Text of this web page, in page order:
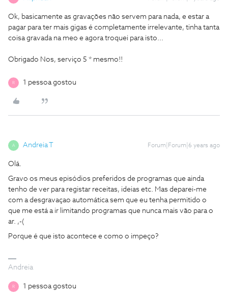
Ok, basicamente as gravações não servem para nada, e estar a
pagar para ter mais gigas é completamente irrelevante, tinha tanta
coisa gravada na meo e agora troquei para isto...
Obrigado Nos, serviço 5 * mesmo!!
R 1 pessoa gostou
A Andreia T Forum|Forum|6 years ago
Olá.
Gravo os meus episódios preferidos de programas que ainda
tenho de ver para registar receitas, ideias etc. Mas deparei-me
com a desgravaçao automática sem que eu tenha permitido o
que me está a ir limitando programas que nunca mais vão para o
ar. ,-(
Porque é que isto acontece e como o impeço?
Andreia
R 1 pessoa gostou